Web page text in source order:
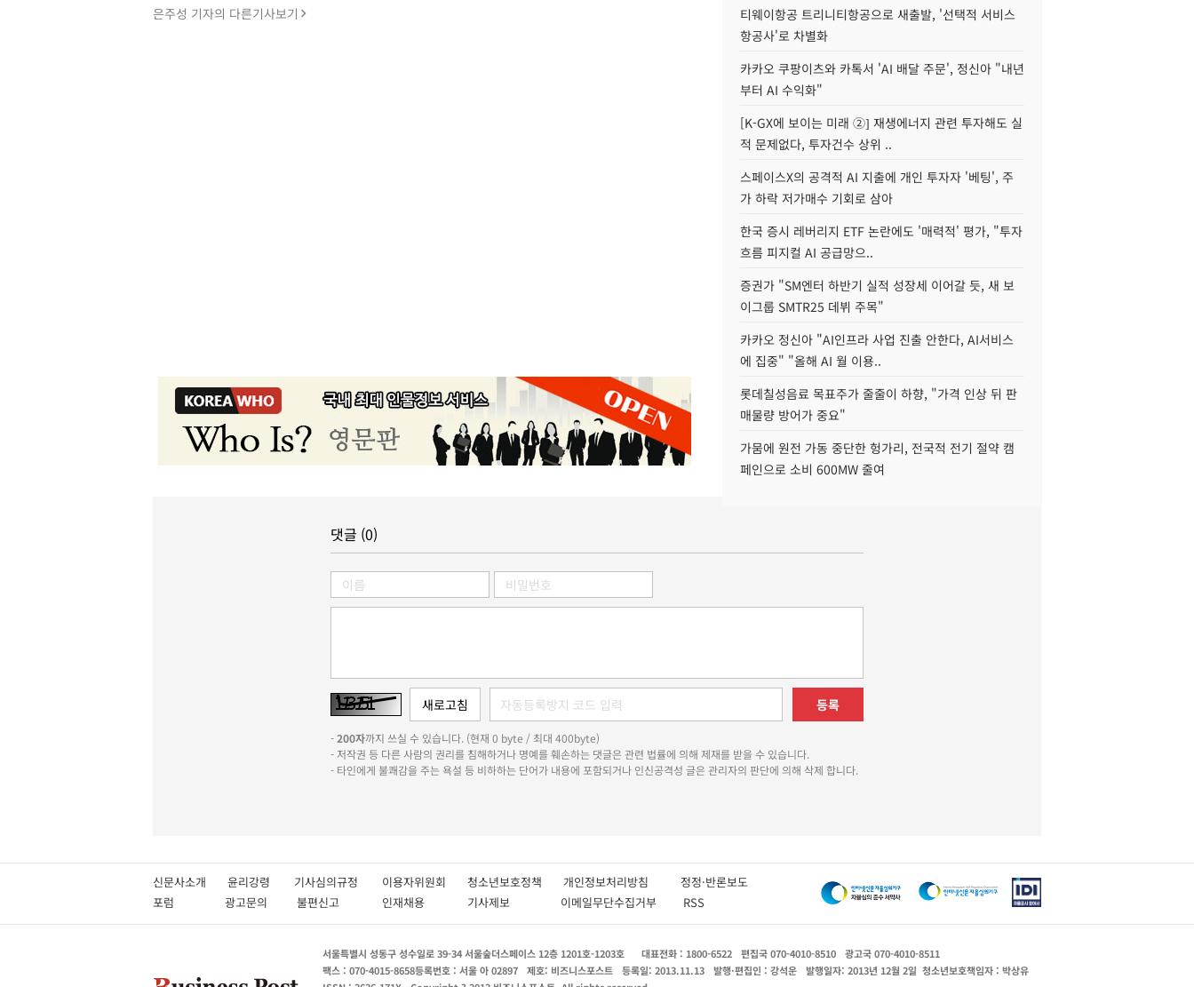
은주성 기자의 다른기사보기
티웨이항공 트리니티항공으로 새출발, '선택적 서비스
항공사'로 차별화
카카오 쿠팡이츠와 카톡서 'AI 배달 주문', 정신아 "내년
부터 AI 수익화"
[K-GX에 보이는 미래 ②] 재생에너지 관련 투자해도 실
적 문제없다, 투자건수 상위 ..
스페이스X의 공격적 AI 지출에 개인 투자자 '베팅', 주
가 하락 저가매수 기회로 삼아
한국 증시 레버리지 ETF 논란에도 '매력적' 평가, "투자
흐름 피지컬 AI 공급망으..
증권가 "SM엔터 하반기 실적 성장세 이어갈 듯, 새 보
이그룹 SMTR25 데뷔 주목"
카카오 정신아 "AI인프라 사업 진출 안한다, AI서비스
에 집중" "올해 AI 월 이용..
롯데칠성음료 목표주가 줄줄이 하향, "가격 인상 뒤 판
매물량 방어가 중요"
가뭄에 원전 가동 중단한 헝가리, 전국적 전기 절약 캠
페인으로 소비 600MW 줄여
댓글 (0)
등록
-200자까지 쓰실 수 있습니다. (현재 0 byte / 최대 400byte)
- 저작권 등 다른 사람의 권리를 침해하거나 명예를 훼손하는 댓글은 관련 법률에 의해 제재를 받을 수 있습니다.
- 타인에게 불쾌감을 주는 욕설 등 비하하는 단어가 내용에 포함되거나 인신공격성 글은 관리자의 판단에 의해 삭제 합니다.
신문사소개 윤리강령 기사심의규정 이용자위원회 청소년보호정책 개인정보처리방침 정정·반론보도
포럼
광고문의 불편신고 인재채용 기사제보 이메일무단수집거부 RSS
서울특별시 성동구 성수일로 39-34 서울숲더스페이스 12층 1201호-1203호 대표전화 : 1800-6522 편집국 070-4010-8510
광고국 070-4010-8511
팩스 : 070-4015-8658등록번호 : 서울 아 02897 제호: 비즈니스포스트 등록일: 2013.11.13 발행·편집인 : 강석운 발행일자: 2013년 12월 2일 청소년보호책임자 : 박상유